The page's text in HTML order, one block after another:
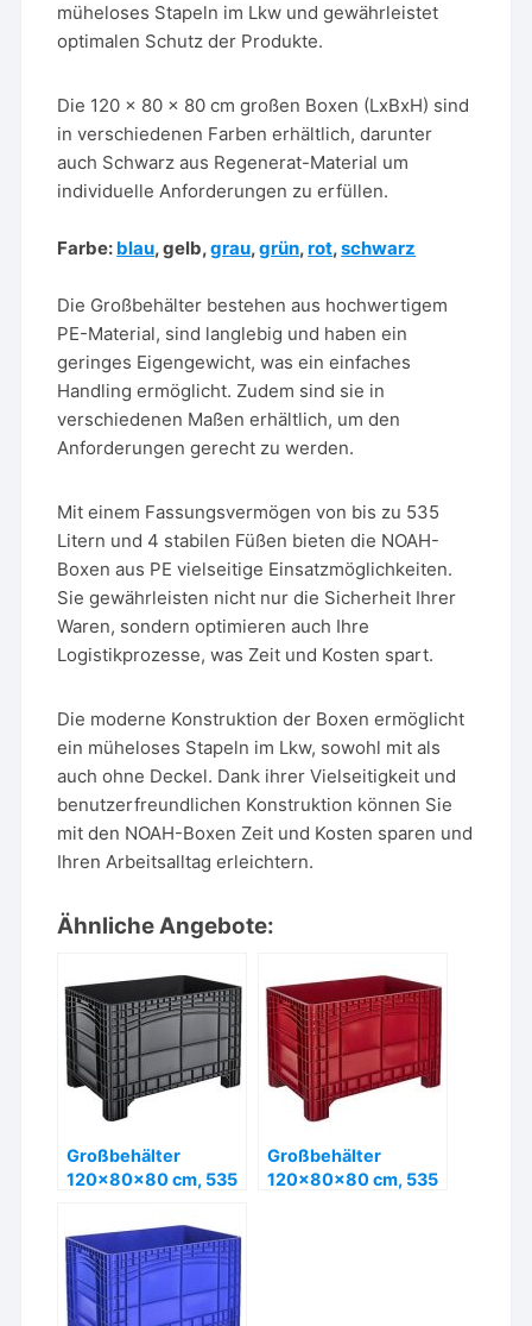
müheloses Stapeln im Lkw und gewährleistet
optimalen Schutz der Produkte.
Die 120 x 80 x 80 cm großen Boxen (LxBxH) sind
in verschiedenen Farben erhältlich, darunter
auch Schwarz aus Regenerat-Material um
individuelle Anforderungen zu erfüllen.
Farbe: blau, gelb,grau,grün,rot,schwarz
Die Großbehälter bestehen aus hochwertigem
PE-Material, sind langlebig und haben ein
geringes Eigengewicht, was ein einfaches
Handling ermöglicht. Zudem sind sie in
verschiedenen Maßen erhältlich, um den
Anforderungen gerecht zu werden.
Mit einem Fassungsvermögen von bis zu 535
Litern und 4 stabilen Füßen bieten die NOAH-
Boxen aus PE vielseitige Einsatzmöglichkeiten.
Sie gewährleisten nicht nur die Sicherheit Ihrer
Waren, sondern optimieren auch Ihre
Logistikprozesse, was Zeit und Kosten spart.
Die moderne Konstruktion der Boxen ermöglicht
ein müheloses Stapeln im Lkw, sowohl mit als
auch ohne Deckel. Dank ihrer Vielseitigkeit und
benutzerfreundlichen Konstruktion können Sie
mit den NOAH-Boxen Zeit und Kosten sparen und
Ihren Arbeitsalltag erleichtern.
Ähnliche Angebote:
Großbehälter
120x80x80 cm, 535
schwarz – ab 303,99
€
Großbehälter
120x80x80 cm, 535